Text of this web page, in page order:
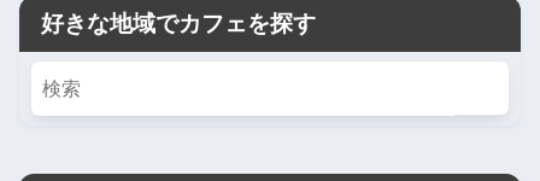
好きな地域でカフェを探す